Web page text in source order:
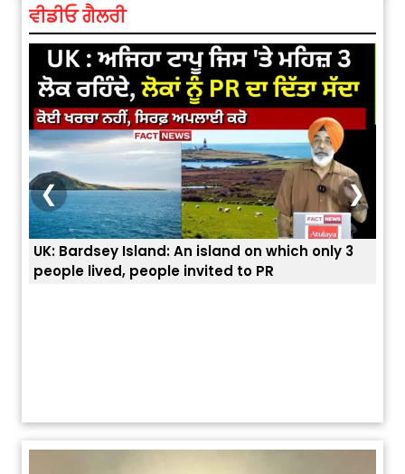
ਵੀਡੀਓ ਗੈਲਰੀ
on which only 3
to PR
ਭਾਰਤੀਆਂ ਨੂੰ ਬੇੜੀਆਂ ਲਾ ਕੇ ਹੀ ਡਿਪੋਰਟ ਕਿਉਂ
ਯੂਐੱਸ ਬਾਰਡਰ ਪੈਟਰੋਲ ਚੀਫ਼ ਨੇ ਦੱਸਿਆ ਅਸਲ
❮ ❯